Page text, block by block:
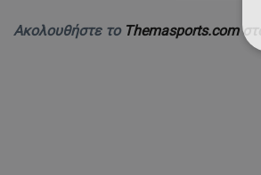
Ακολουθήστε το Themasports.com